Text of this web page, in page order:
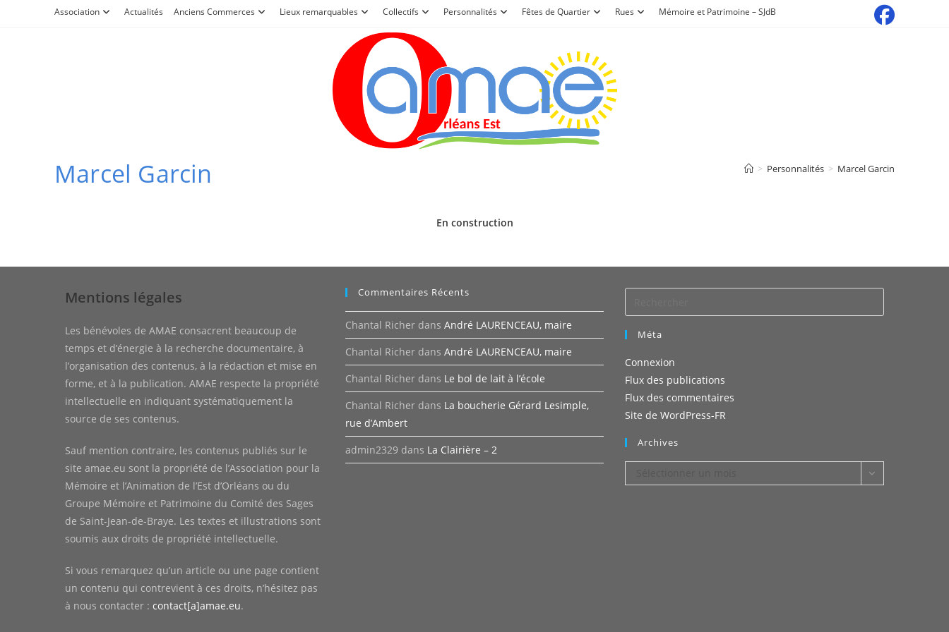
Association Actualités Anciens Commerces Lieux remarquables Collectifs Personnalités Fêtes de Quartier Rues Mémoire et Patrimoine – SJdB
Marcel Garcin > Personnalités > Marcel Garcin
En construction
Mentions légales
Les bénévoles de AMAE consacrent beaucoup de
temps et d’énergie à la recherche documentaire, à
l’organisation des contenus, à la rédaction et mise en
forme, et à la publication. AMAE respecte la propriété
intellectuelle en indiquant systématiquement la
source de ses contenus.
Sauf mention contraire, les contenus publiés sur le
site amae.eu sont la propriété de l’Association pour la
Mémoire et l’Animation de l’Est d’Orléans ou du
Groupe Mémoire et Patrimoine du Comité des Sages
de Saint-Jean-de-Braye. Les textes et illustrations sont
soumis aux droits de propriété intellectuelle.
Si vous remarquez qu’un article ou une page contient
un contenu qui contrevient à ces droits, n’hésitez pas
à nous contacter : contact[a]amae.eu.
Commentaires Récents
Chantal Richerdans André LAURENCEAU, maire
Chantal Richerdans André LAURENCEAU, maire
Chantal Richerdans Le bol de lait à l’école
Chantal Richerdans La boucherie Gérard Lesimple,
rue d’Ambert
admin2329 dans La Clairière – 2
Méta
Connexion
Flux des publications
Flux des commentaires
Site de WordPress-FR
Archives